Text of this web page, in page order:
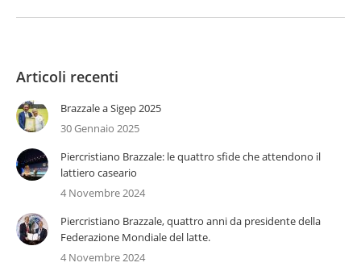
Articoli recenti
Brazzale a Sigep 2025
30 Gennaio 2025
Piercristiano Brazzale: le quattro sfide che attendono il
lattiero caseario
4 Novembre 2024
Piercristiano Brazzale, quattro anni da presidente della
Federazione Mondiale del latte.
4 Novembre 2024